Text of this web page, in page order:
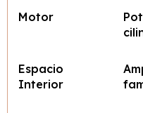
Motor
Espacio
Interior